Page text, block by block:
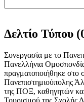
Δελτίο Τύπου
Συνεργασία με το
Πανελλήνια
πραγματοποιήθηκε στο
Πανεπιστημιούπολης
της ΠΟΞ, καθηγητών